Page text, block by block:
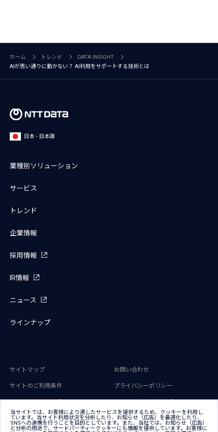
ホーム トレンド
DATA INSIGHT
AIが思い通りに動かない？ AI利用をサポートする技術とは
日本 - 日本語
業種別ソリューション
サービス
トレンド
企業情報
採用情報
IR情報
ニュース
ラインナップ
サイトマップ お問い合わせ
サイトのご利用条件 プライバシーポリシー
アクセシビリティポリシー クッキー（Cookie）ポリシー
クッキー（Cookie）プリファレンス
当サイトでは、お客様により適したサービスを提供するため、クッキーを利用し
ています。当サイト利用状況を分析したり、お知らせ（広告）を最適化したり、
SNSへの連携を行うことを目的としています。また、当社では、お知らせ（広告）
と分析の用途で、サードパーティークッキーにも情報を提供しています。お客様に